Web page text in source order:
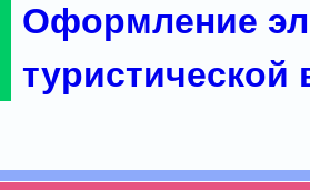
Оформление